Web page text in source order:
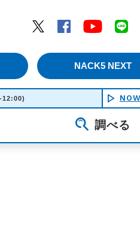
Twitter
Facebook YouTube
NACK5 NEXT
12:00)
調べる